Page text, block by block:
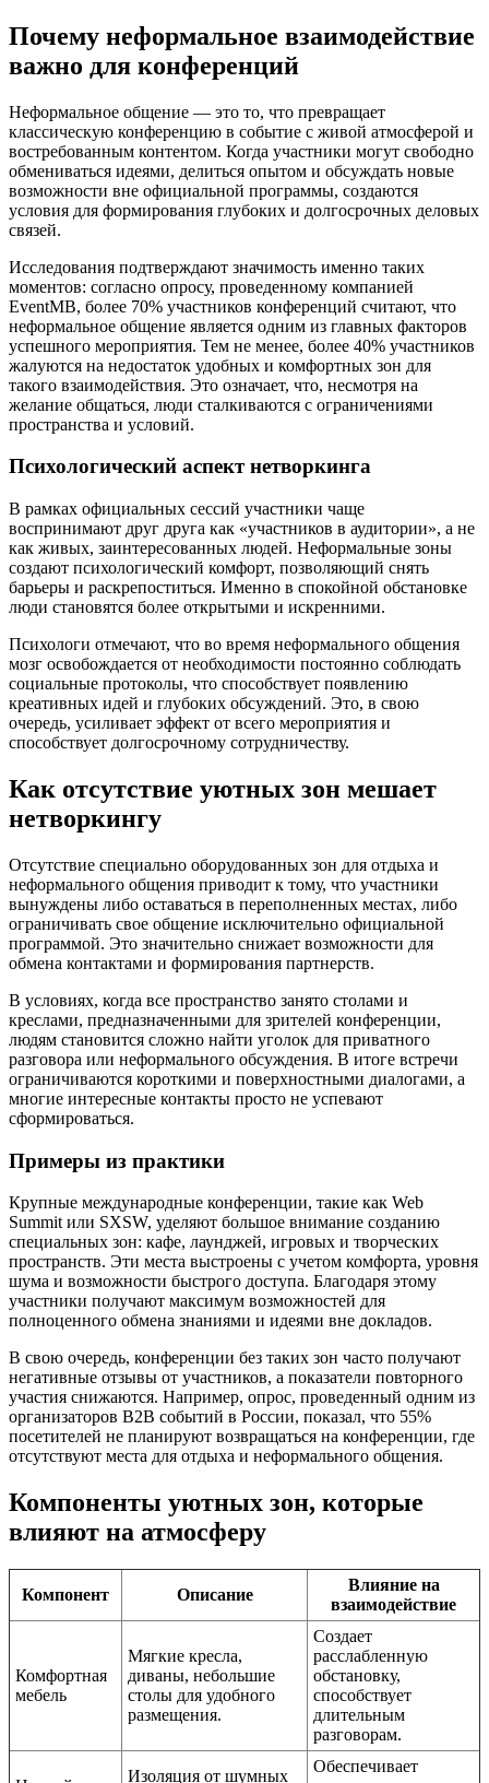
Почему неформальное взаимодействие
важно для конференций
Неформальное общение — это то, что превращает
классическую конференцию в событие с живой атмосферой и
востребованным контентом. Когда участники могут свободно
обмениваться идеями, делиться опытом и обсуждать новые
возможности вне официальной программы, создаются
условия для формирования глубоких и долгосрочных деловых
связей.
Исследования подтверждают значимость именно таких
моментов: согласно опросу, проведенному компанией
EventMB, более 70% участников конференций считают, что
неформальное общение является одним из главных факторов
успешного мероприятия. Тем не менее, более 40% участников
жалуются на недостаток удобных и комфортных зон для
такого взаимодействия. Это означает, что, несмотря на
желание общаться, люди сталкиваются с ограничениями
пространства и условий.
Психологический аспект нетворкинга
В рамках официальных сессий участники чаще
воспринимают друг друга как «участников в аудитории», а не
как живых, заинтересованных людей. Неформальные зоны
создают психологический комфорт, позволяющий снять
барьеры и раскрепоститься. Именно в спокойной обстановке
люди становятся более открытыми и искренними.
Психологи отмечают, что во время неформального общения
мозг освобождается от необходимости постоянно соблюдать
социальные протоколы, что способствует появлению
креативных идей и глубоких обсуждений. Это, в свою
очередь, усиливает эффект от всего мероприятия и
способствует долгосрочному сотрудничеству.
Как отсутствие уютных зон мешает
нетворкингу
Отсутствие специально оборудованных зон для отдыха и
неформального общения приводит к тому, что участники
вынуждены либо оставаться в переполненных местах, либо
ограничивать свое общение исключительно официальной
программой. Это значительно снижает возможности для
обмена контактами и формирования партнерств.
В условиях, когда все пространство занято столами и
креслами, предназначенными для зрителей конференции,
людям становится сложно найти уголок для приватного
разговора или неформального обсуждения. В итоге встречи
ограничиваются короткими и поверхностными диалогами, а
многие интересные контакты просто не успевают
сформироваться.
Примеры из практики
Крупные международные конференции, такие как Web
Summit или SXSW, уделяют большое внимание созданию
специальных зон: кафе, лаунджей, игровых и творческих
пространств. Эти места выстроены с учетом комфорта, уровня
шума и возможности быстрого доступа. Благодаря этому
участники получают максимум возможностей для
полноценного обмена знаниями и идеями вне докладов.
В свою очередь, конференции без таких зон часто получают
негативные отзывы от участников, а показатели повторного
участия снижаются. Например, опрос, проведенный одним из
организаторов B2B событий в России, показал, что 55%
посетителей не планируют возвращаться на конференции, где
отсутствуют места для отдыха и неформального общения.
Компоненты уютных зон, которые
влияют на атмосферу
Компонент Описание
Влияние на
взаимодействие
Комфортная
мебель
Мягкие кресла,
диваны, небольшие
столы для удобного
размещения.
Создает
расслабленную
обстановку,
способствует
длительным
разговорам.
Изоляция от шумных
Обеспечивает